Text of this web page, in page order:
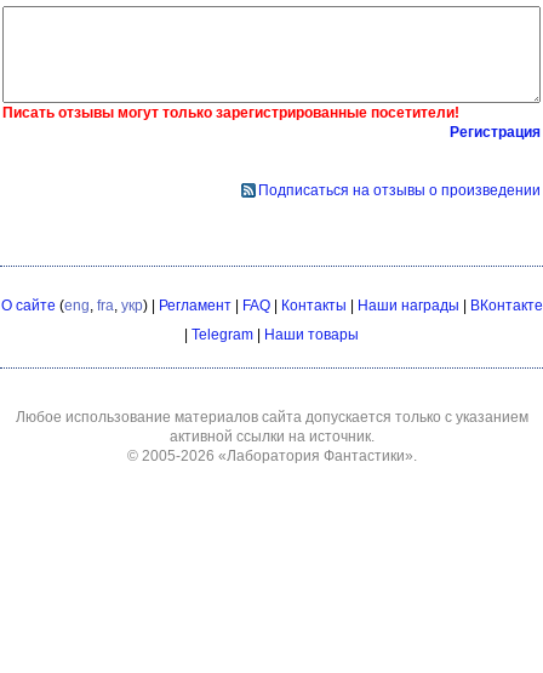
Писать отзывы могут только зарегистрированные посетители!
Регистрация
Подписаться на отзывы о произведении
О сайте (eng fra укр) | Регламент| FAQ| Контакты | Наши награды | ВКонтакте
| Telegram | Наши товары
Любое использование материалов сайта допускается только с указанием
активной ссылки на источник.
© 2005-2026 «Лаборатория Фантастики»